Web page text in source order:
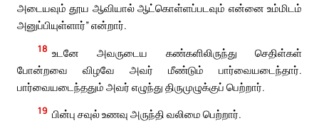
அடையவும் தூய ஆவியால் ஆட்கொள்ளப்படவும் என்னை உம்மிடம்
அனுப்பியுள்ளார்” என்றார்.
18 உடனே அவருடைய கண்களிலிருந்து செதிள்கள்
போன்றவை விழவே அவர் மீண்டும் பார்வையடைந்தார்.
பார்வையடைந்ததும் அவர் எழுந்து திருமுழுக்குப் பெற்றார்.
19 பின்பு சவுல் உணவு அருந்தி வலிமை பெற்றார்.